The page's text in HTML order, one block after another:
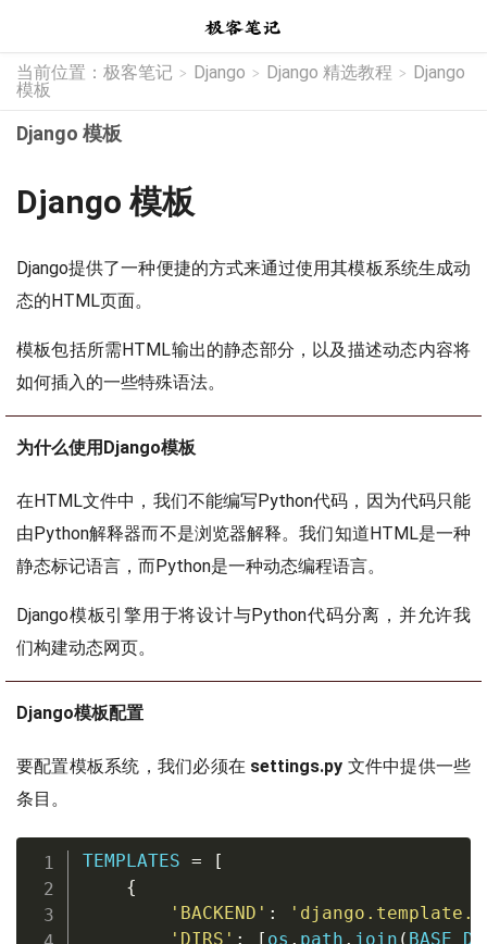
当前位置： 极客笔记 > Django > Django 精选教程 > Django
模板
Django 模板
Django 模板
Django提供了一种便捷的方式来通过使用其模板系统生成动
态的HTML页面。
模板包括所需HTML输出的静态部分，以及描述动态内容将
如何插入的一些特殊语法。
为什么使用Django模板
在HTML文件中，我们不能编写Python代码，因为代码只能
由Python解释器而不是浏览器解释。我们知道HTML是一种
静态标记语言，而Python是一种动态编程语言。
Django模板引擎用于将设计与Python代码分离，并允许我
们构建动态网页。
Django模板配置
要配置模板系统，我们必须在 settings.py 文件中提供一些
条目。
TEMPLATES =
[
{
'BACKEND' :
'DIRS' : [ os . path . join (